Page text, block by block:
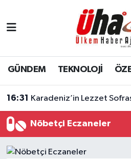
GÜNDEM TEKNOLOJİ
16:31 Karadeniz’in Lezzet
Nöbetçi Eczaneler
İstanbul Nöbetçi
İstanbul Hava Durumu